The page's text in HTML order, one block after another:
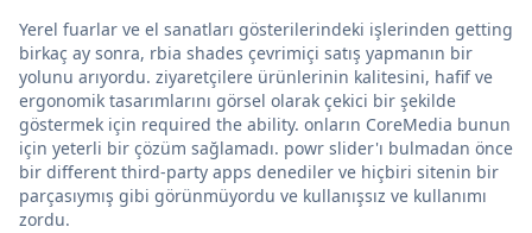
Yerel fuarlar ve el sanatları gösterilerindeki işlerinden getting
birkaç ay sonra, rbia shades çevrimiçi satış yapmanın bir
yolunu arıyordu. ziyaretçilere ürünlerinin kalitesini, hafif ve
ergonomik tasarımlarını görsel olarak çekici bir şekilde
göstermek için required the ability. onların CoreMedia bunun
için yeterli bir çözüm sağlamadı. powr slider'ı bulmadan önce
bir different third-party apps denediler ve hiçbiri sitenin bir
parçasıymış gibi görünmüyordu ve kullanışsız ve kullanımı
zordu.